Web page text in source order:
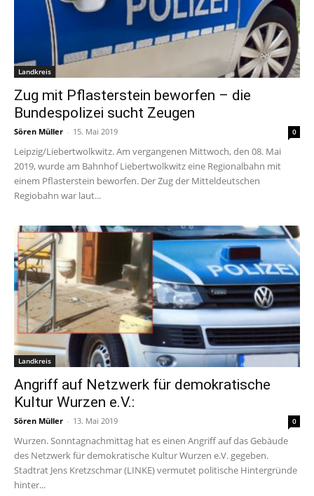
Landkreis
Zug mit Pflasterstein beworfen – die
Bundespolizei sucht Zeugen
Sören Müller - 15. Mai 2019 0
Leipzig/Liebertwolkwitz. Am vergangenen Mittwoch, den 08. Mai
2019, wurde am Bahnhof Liebertwolkwitz eine Regionalbahn mit
einem Pflasterstein beworfen. Der Zug der Mitteldeutschen
Regiobahn war laut...
Landkreis
Angriff auf Netzwerk für demokratische
Kultur Wurzen e.V.:
Sören Müller - 13. Mai 2019 0
Wurzen. Sonntagnachmittag hat es einen Angriff auf das Gebäude
des Netzwerk für demokratische Kultur Wurzen e.V. gegeben.
Stadtrat Jens Kretzschmar (LINKE) vermutet politische Hintergründe
hinter...